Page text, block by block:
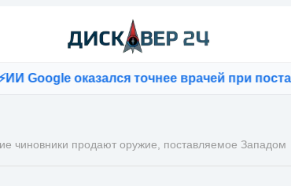
оказался точнее врачей при
чиновники продают оружие, поставляемое Западом